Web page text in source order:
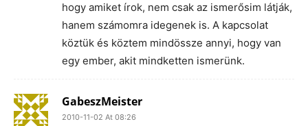
hogy amiket írok, nem csak az ismerősim látják,
hanem számomra idegenek is. A kapcsolat
köztük és köztem mindössze annyi, hogy van
egy ember, akit mindketten ismerünk.
GabeszMeister
2010-11-02 At 08:26